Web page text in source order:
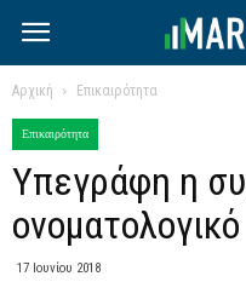
Αρχική Επικαιρότητα
Επικαιρότητα
Υπεγράφη η
ονοματολογικό
17 Ιουνίου 2018